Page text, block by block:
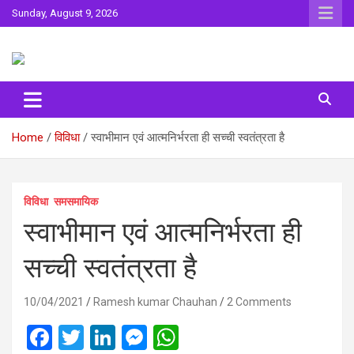
Skip
to
Sunday, August 9, 2026
Surta
Home विविधा स्वाभीमान एवं आत्मनिर्भरता ही सच्‍ची स्‍वतंत्रता है
विविधा समसमायिक
स्वाभीमान एवं आत्मनिर्भरता ही
सच्‍ची स्‍वतंत्रता है
10/04/2021 Ramesh kumar Chauhan 2 Comments
F
T
Li
M